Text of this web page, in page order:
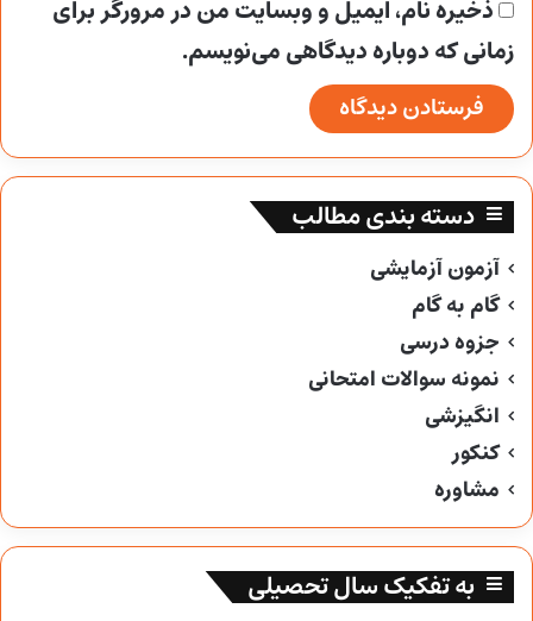
ذخیره نام، ایمیل و وبسایت من در مرورگر برای
زمانی که دوباره دیدگاهی می‌نویسم.
دسته بندی مطالب
آزمون آزمایشی
گام به گام
جزوه درسی
نمونه سوالات امتحانی
انگیزشی
کنکور
مشاوره
به تفکیک سال تحصیلی